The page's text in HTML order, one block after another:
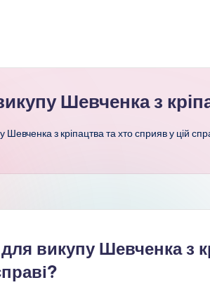
Шевченка з
з кріпацтва та хто сприяв у цій
викупу Шевченка з